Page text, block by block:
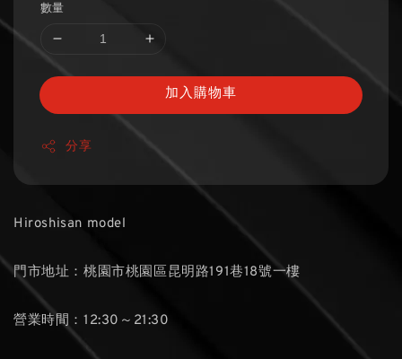
數量
加入購物車
分享
Hiroshisan model
門市地址：桃園市桃園區昆明路191巷18號一樓
營業時間：12:30～21:30